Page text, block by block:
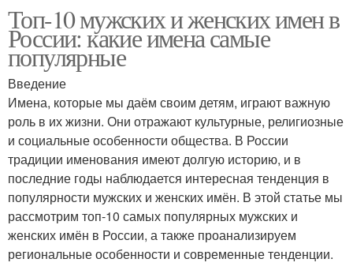
Топ-10 мужских и женских имен в
России: какие имена самые
популярные
Введение
Имена, которые мы даём своим детям, играют важную
роль в их жизни. Они отражают культурные, религиозные
и социальные особенности общества. В России
традиции именования имеют долгую историю, и в
последние годы наблюдается интересная тенденция в
популярности мужских и женских имён. В этой статье мы
рассмотрим топ-10 самых популярных мужских и
женских имён в России, а также проанализируем
региональные особенности и современные тенденции.